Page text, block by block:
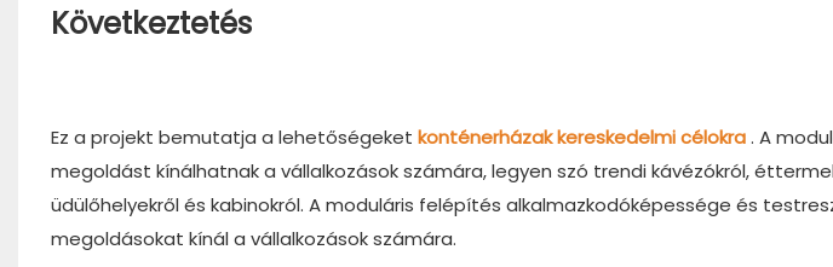
Következtetés
Ez a projekt bemutatja a lehetőségeket konténerházak kereskedelmi célokra. A
megoldást kínálhatnak a vállalkozások számára, legyen szó trendi kávézókról,
üdülőhelyekről és kabinokról. A moduláris felépítés alkalmazkodóképessége és
megoldásokat kínál a vállalkozások számára.